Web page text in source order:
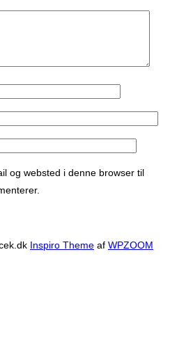
og websted i denne browser til
Inspiro Theme af WPZOOM